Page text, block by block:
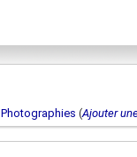
Photographies (Ajouter